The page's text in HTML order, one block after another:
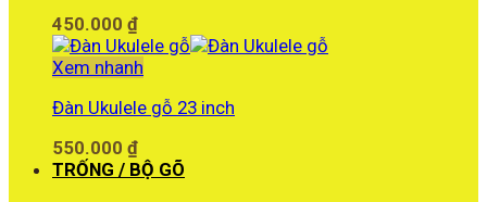
450.000 ₫
Xem nhanh
Đàn Ukulele gỗ 23 inch
550.000 ₫
TRỐNG / BỘ GÕ